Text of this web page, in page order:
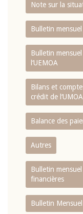
Note sur la
Bulletin
Bulletin
l‘UEMOA
Bilans et
crédit de l‘UMOA
Balance des
Autres
Bulletin
financières
Bulletin